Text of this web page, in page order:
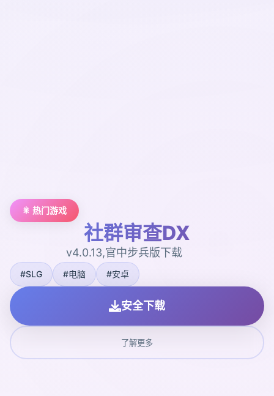
🎇 热门游戏
社群审查DX
v4.0.13,官中步兵版下载
#SLG #电脑 #安卓
安全下载
了解更多